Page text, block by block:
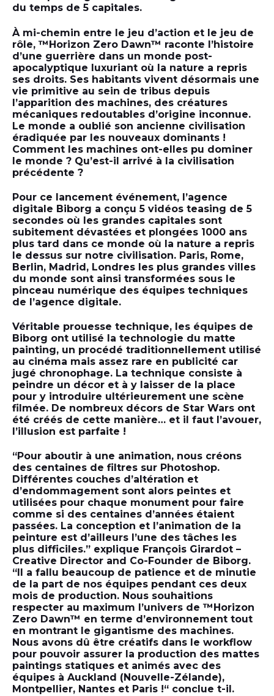
du temps de 5 capitales.
À mi-chemin entre le jeu d’action et le jeu de
rôle, ™Horizon Zero Dawn™ raconte l’histoire
d’une guerrière dans un monde post-
apocalyptique luxuriant où la nature a repris
ses droits. Ses habitants vivent désormais une
vie primitive au sein de tribus depuis
l’apparition des machines, des créatures
mécaniques redoutables d’origine inconnue.
Le monde a oublié son ancienne civilisation
éradiquée par les nouveaux dominants !
Comment les machines ont-elles pu dominer
le monde ? Qu’est-il arrivé à la civilisation
précédente ?
Pour ce lancement événement, l’agence
digitale Biborg a conçu 5 vidéos teasing de 5
secondes où les grandes capitales sont
subitement dévastées et plongées 1000 ans
plus tard dans ce monde où la nature a repris
le dessus sur notre civilisation. Paris, Rome,
Berlin, Madrid, Londres les plus grandes villes
du monde sont ainsi transformées sous le
pinceau numérique des équipes techniques
de l’agence digitale.
Véritable prouesse technique, les équipes de
Biborg ont utilisé la technologie du matte
painting, un procédé traditionnellement utilisé
au cinéma mais assez rare en publicité car
jugé chronophage. La technique consiste à
peindre un décor et à y laisser de la place
pour y introduire ultérieurement une scène
filmée. De nombreux décors de Star Wars ont
été créés de cette manière… et il faut l’avouer,
l’illusion est parfaite !
“Pour aboutir à une animation, nous créons
des centaines de filtres sur Photoshop.
Différentes couches d’altération et
d’endommagement sont alors peintes et
utilisées pour chaque monument pour faire
comme si des centaines d’années étaient
passées. La conception et l’animation de la
peinture est d’ailleurs l’une des tâches les
plus difficiles.” explique François Girardot –
Creative Director and Co-Founder de Biborg.
“Il a fallu beaucoup de patience et de minutie
de la part de nos équipes pendant ces deux
mois de production. Nous souhaitions
respecter au maximum l’univers de ™Horizon
Zero Dawn™ en terme d’environnement tout
en montrant le gigantisme des machines.
Nous avons dû être créatifs dans le workflow
pour pouvoir assurer la production des mattes
paintings statiques et animés avec des
équipes à Auckland (Nouvelle-Zélande),
Montpellier, Nantes et Paris !“ conclue t-il.